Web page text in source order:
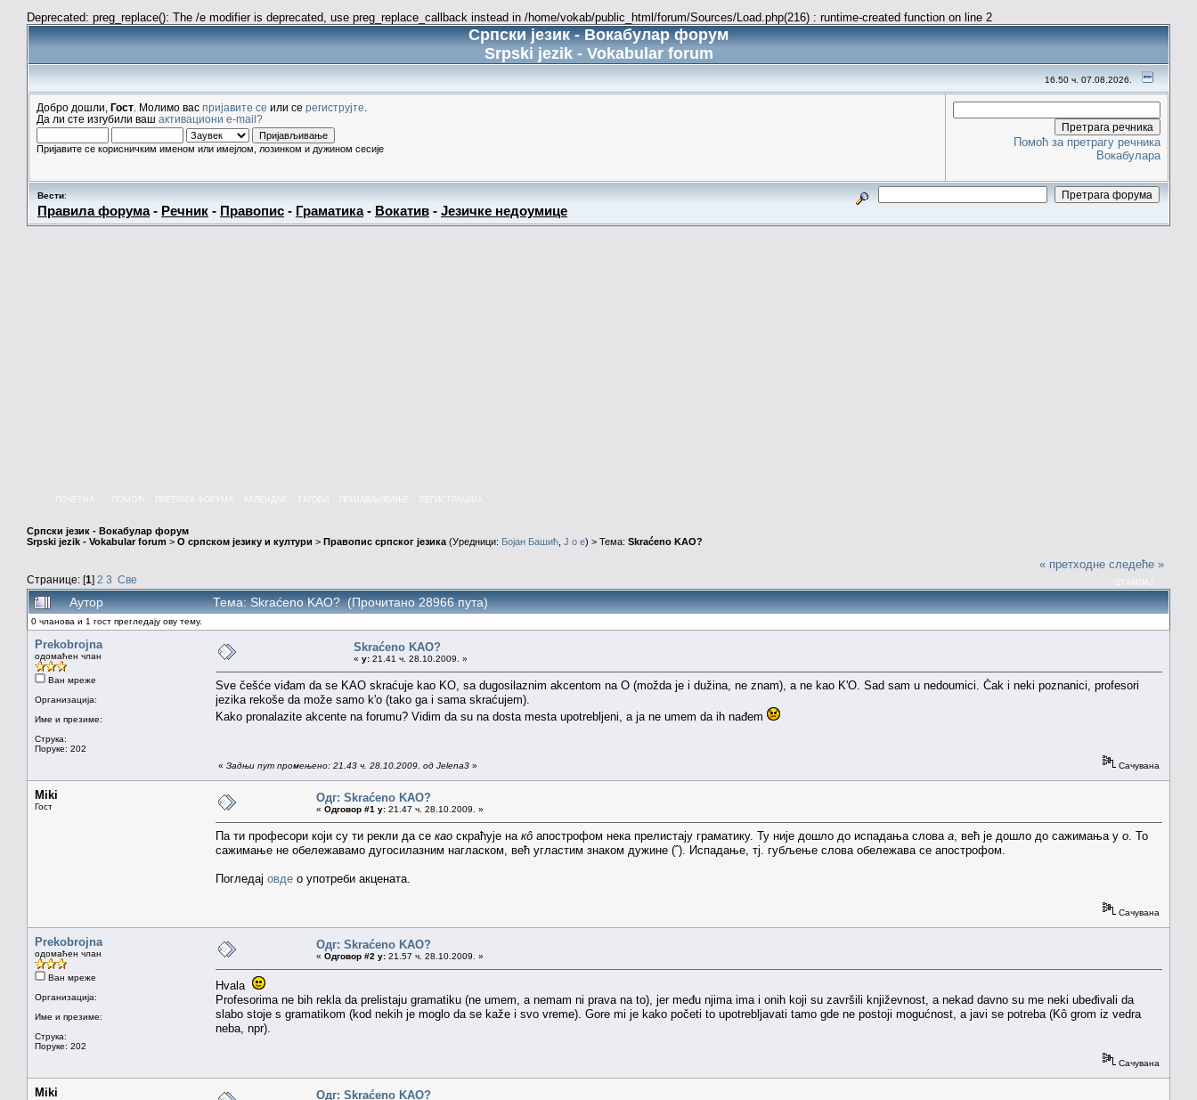
Deprecated: preg_replace(): The /e modifier is deprecated, use preg_replace_callback instead in /home/vokab/public_html/forum/Sources/Load.php(216) : runtime-created function on line 2
Српски језик - Вокабулар форум
Srpski jezik - Vokabular forum
16.50 ч. 07.08.2026.
Добро дошли, Гост . Молимо вас пријавите се или се региструјте
Да ли сте изгубили ваш активациони e-mail?
Пријавите се корисничким именом или имејлом, лозинком и дужином сесије
Помоћ за претрагу речника
Вокабулара
Вести:
Правила форума- Речник - Правопис - Граматика- Вокатив - Језичке недоумице
КАЛЕНДАР
Српски језик - Вокабулар форум
Srpski jezik - Vokabular forum > О српском језику и култури > Правопис српског језика (Уредници: Бојан Башић J o e) > Тема: Skraćeno KAO?
Странице: [1] 2 3 Све
« претходне следеће »
Аутор Тема: Skraćeno KAO? (Прочитано 28966 пута)
0 чланова и 1 гост прегледају ову тему.
Prekobrojna
одомаћен члан
Ван мреже
Организација:
Име и презиме:
Струка:
Поруке: 202
Skraćeno KAO?
« у: 21.41 ч. 28.10.2009. »
Sve češće viđam da se KAO skraćuje kao KO, sa dugosilaznim akcentom na O (možda je i dužina, ne znam), a ne kao K'O. Sad sam u nedoumici. Čak i neki poznanici, profesori
jezika rekoše da može samo k'o (tako ga i sama skraćujem).
Kako pronalazite akcente na forumu? Vidim da su na dosta mesta upotrebljeni, a ja ne umem da ih nađem
« Задњи пут промењено: 21.43 ч. 28.10.2009. од Jelena3 » Сачувана
Miki
Гост
Одг: Skraćeno KAO?
« Одговор #1 у: 21.47 ч. 28.10.2009. »
Па ти професори који су ти рекли да се као скраћује на кô апострофом нека прелистају граматику. Ту није дошло до испадања слова а , већ је дошло до сажимања у о . То
сажимање не обележавамо дугосилазним нагласком, већ угластим знаком дужине (ˆ). Испадање, тј. губљење слова обележава се апострофом.
Погледај овде о употреби акцената.
Сачувана
Prekobrojna
одомаћен члан
Ван мреже
Организација:
Име и презиме:
Струка:
Поруке: 202
Одг: Skraćeno KAO?
« Одговор #2 у: 21.57 ч. 28.10.2009. »
Hvala
Profesorima ne bih rekla da prelistaju gramatiku (ne umem, a nemam ni prava na to), jer među njima ima i onih koji su završili književnost, a nekad davno su me neki ubeđivali da
slabo stoje s gramatikom (kod nekih je moglo da se kaže i svo vreme). Gore mi je kako početi to upotrebljavati tamo gde ne postoji mogućnost, a javi se potreba (Kô grom iz vedra
neba, npr).
Сачувана
Miki Одг: Skraćeno KAO?